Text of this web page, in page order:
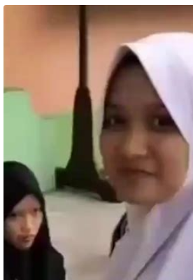
memesan,
telepon
alamat
dalam
konfirmasi
pemesanan
dan
akun
Anda.